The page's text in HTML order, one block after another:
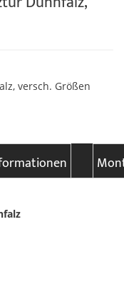
versch. Größen